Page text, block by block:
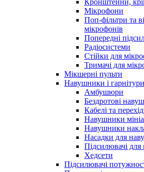
Кронштейни,
Мікрофони
Поп-фільтри та
мікрофонів
Попередні
Радіосистеми
Стійки для
Тримачі для
Мікшерні пульти
Навушники і гарнітури
Амбушюри
Бездротові
Кабелі та
Навушники
Навушники
Насадки для
Підсилювачі для
Хедсети
Підсилювачі